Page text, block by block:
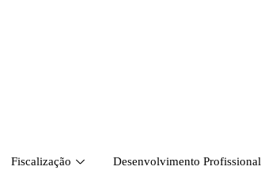
Fiscalização Desenvolvimento Profissional